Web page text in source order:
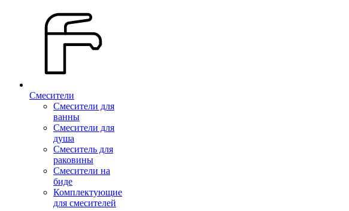
Смесители
Смесители для
ванны
Смесители для
душа
Смеситель для
раковины
Смесители на
биде
Комплектующие
для смесителей